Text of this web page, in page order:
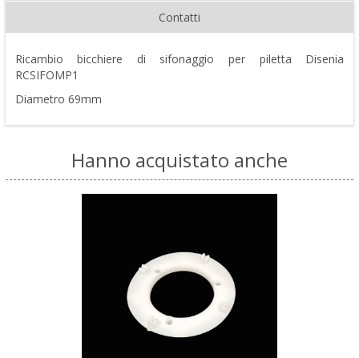
Contatti
Ricambio bicchiere di sifonaggio per piletta Disenia
RCSIFOMP1
Diametro 69mm
Hanno acquistato anche